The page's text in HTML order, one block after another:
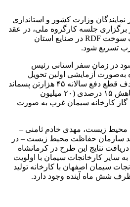
نمایندگان وزارت کشور و استانداری
جلسه کارگروه ملی، در عقد
قرارداد طرح پایلوت مصرف سوخت RDF در صنایع استان
تسریع شود.
در زمان سفر استانی رئیس
به‌صورت آزمایشی اولین تحویل
سوخت به سیمان غرب با هدف قطع دفع سالانه ۴۵ هزارتن پسماند
شهر کرمانشاه و همزمان کاهش ۱۵ درصدی (۲۰ میلیون
کارخانه سیمان غرب به صورت
زیست، مهدی خادم ثامنی –
سازمان حفاظت محیط‌ زیست – در
نتایج این طرح در کرمانشاه
سایر کارخانجات سیمان با اولویت
سیمان اصفهان با کارخانه تولید